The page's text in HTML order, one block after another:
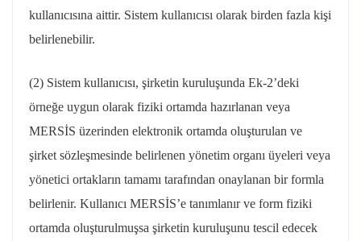
kullanıcısına aittir. Sistem kullanıcısı olarak birden fazla kişi
belirlenebilir.
(2) Sistem kullanıcısı, şirketin kuruluşunda Ek-2’deki
örneğe uygun olarak fiziki ortamda hazırlanan veya
MERSİS üzerinden elektronik ortamda oluşturulan ve
şirket sözleşmesinde belirlenen yönetim organı üyeleri veya
yönetici ortakların tamamı tarafından onaylanan bir formla
belirlenir. Kullanıcı MERSİS’e tanımlanır ve form fiziki
ortamda oluşturulmuşsa şirketin kuruluşunu tescil edecek